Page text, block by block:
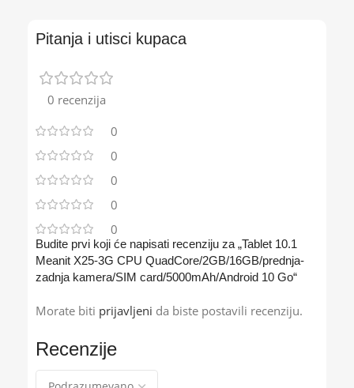
Pitanja i utisci kupaca
0 recenzija
0
0
0
0
0
Recenzije
Budite prvi koji će napisati recenziju za „Tablet 10.1
Meanit X25-3G CPU QuadCore/2GB/16GB/prednja-
zadnja kamera/SIM card/5000mAh/Android 10 Go“
Morate biti prijavljeni da biste postavili recenziju.